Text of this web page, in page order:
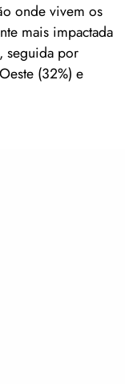
onde vivem os
mais impactada
seguida por
(32%) e